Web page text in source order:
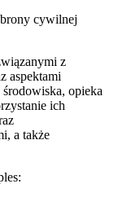
cywilnej
z
aspektami
opieka
ich
a także